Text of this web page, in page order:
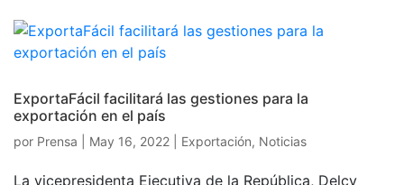
ExportaFácil facilitará las gestiones para la
exportación en el país
por Prensa May 16, 2022 Exportación, Noticias
La vicepresidenta Ejecutiva de la República, Delcy